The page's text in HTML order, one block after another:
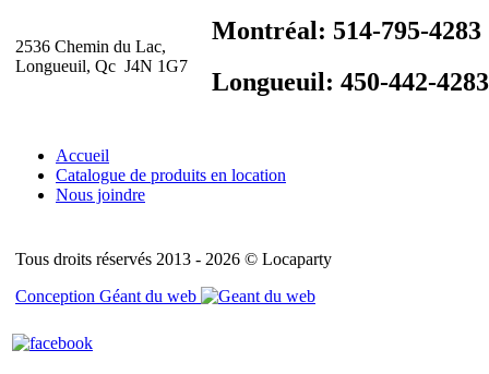
2536 Chemin du Lac,
Longueuil, Qc J4N 1G7
Montréal: 514-795-4283
Longueuil: 450-442-4283
Accueil
Catalogue de produits en location
Nous joindre
Tous droits réservés 2013 - 2026 © Locaparty
Conception Géant du web